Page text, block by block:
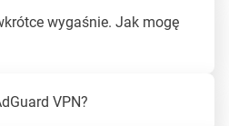
wygaśnie. Jak mogę
VPN?